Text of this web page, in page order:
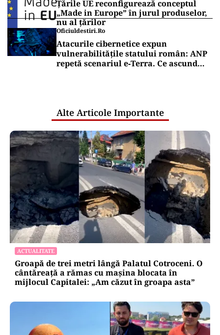
SPORT
Gigi Becali, gata cu Politic! Patronul de
la FCSB a luat decizia în cazul
fotbalistului cumpărat de la Dinamo:
Puterea Financiara
Țările UE reconfigurează conceptul
„Made in Europe” în jurul produselor,
nu al țărilor
Oficiuldestiri.ro
Atacurile cibernetice expun
vulnerabilitățile statului român: ANP
repetă scenariul e‑Terra. Ce ascund
comunicările oficiale și cine răspunde
pentru mentenanța IT a instituțiilor
publice
Alte Articole Importante